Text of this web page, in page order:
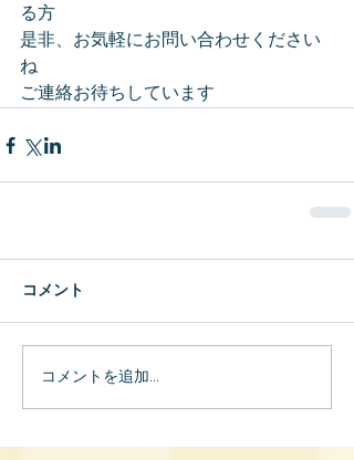
る方
是非、お気軽にお問い合わせください
ね
ご連絡お待ちしています
コメント
コメントを追加…